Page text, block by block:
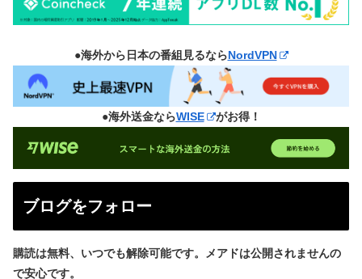
●海外から日本の番組見るならNordVPN
●海外送金ならWISE がお得！
ブログをフォロー
購読は無料、いつでも解除可能です。メアドは公開されませんの
で安心です。